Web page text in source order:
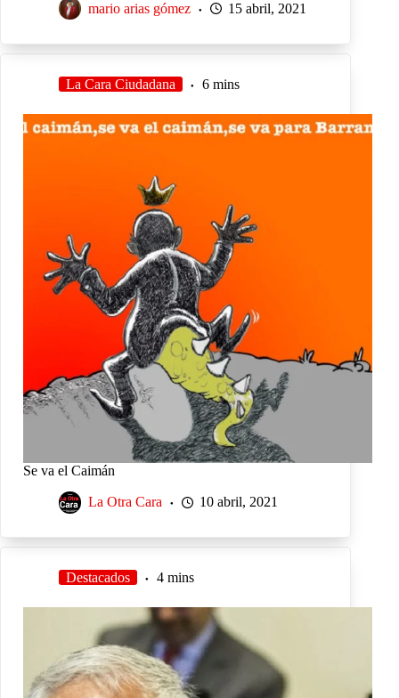
mario arias gómez 15 abril, 2021
La Cara Ciudadana 6 mins
Se va el Caimán
La Otra Cara 10 abril, 2021
Destacados 4 mins